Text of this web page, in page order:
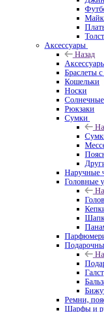
Аксессуары
Назад
Браслеты
Кошельки
Носки
Рюкзаки
Сумки
Наручные
Головные
Ремни,
Шарфы и